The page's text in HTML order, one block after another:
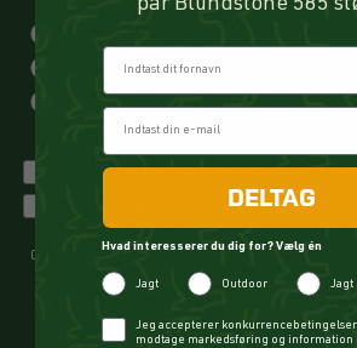
Outdoor
Jagt og Outdoor
Jeg vil gerne tilmeldes
Jeg har læst og accepteret
Cookie- og privatlivspolitik
par Blundstone 585
Fornavn
DELTAG
Hvad interesserer du dig for? Vælg én
Jagt Outdoor Jagt
CheckboxJeg accepterer
modtage markedsføring og information